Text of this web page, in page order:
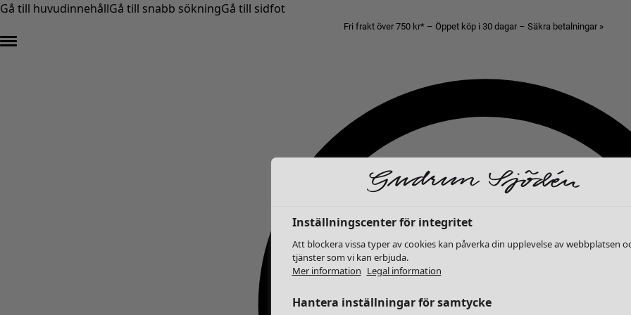
Gå till huvudinnehållGå till snabb sökningGå till sidfot
Fri frakt över 750 kr* – Öppet köp i 30 dagar – Säkra betalningar »
Inställningscenter för integritet
Att blockera vissa typer av cookies kan påverka din upplevelse av webbplatsen
tjänster som vi kan erbjuda.
Mer information Legal information
Hantera inställningar för samtycke